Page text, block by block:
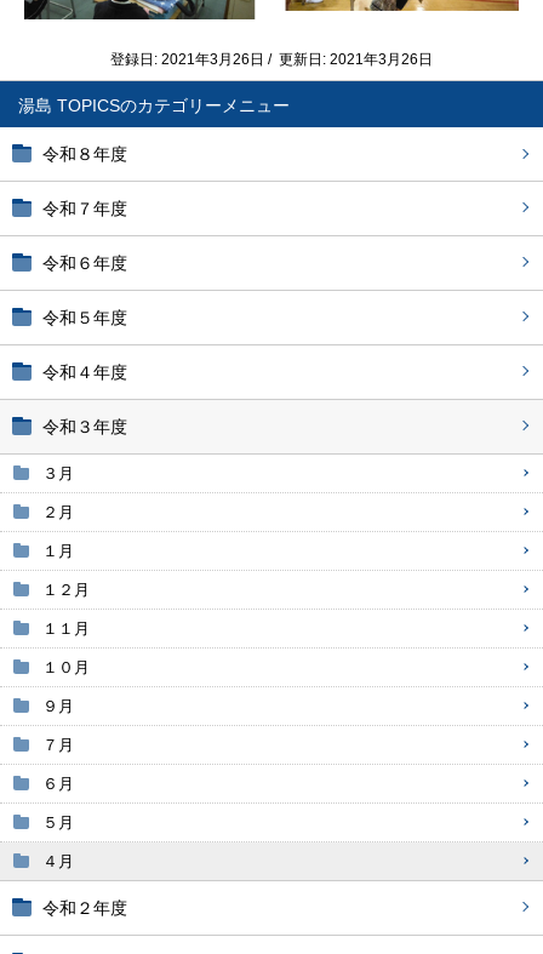
湯島 TOPICS
令和８年度
令和７年度
令和６年度
令和５年度
令和４年度
令和３年度
３月
２月
１月
１２月
１１月
１０月
９月
７月
６月
５月
４月
令和２年度
登録日: 2021年3月26日 / 更新日: 2021年3月26日